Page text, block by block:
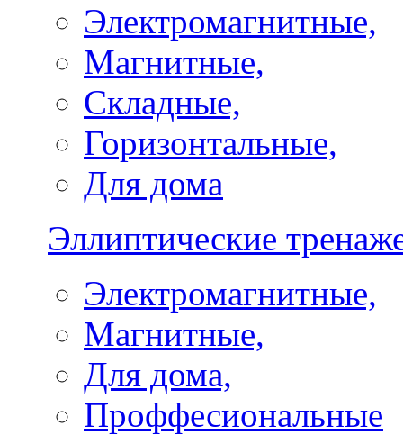
Электромагнитные,
Магнитные,
Складные,
Горизонтальные,
Для дома
Эллиптические
Электромагнитные,
Магнитные,
Для дома,
Проффесиональные